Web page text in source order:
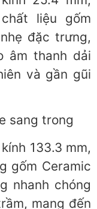
liệu gốm
đặc trưng,
âm thanh dải
và gần gũi
133.3 mm,
gốm Ceramic
nhanh chóng
mang đến